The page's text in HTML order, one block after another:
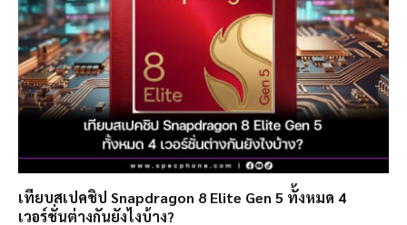
เทียบสเปคชิป Snapdragon 8 Elite Gen 5 ทั้งหมด 4
เวอร์ชั่นต่างกันยังไงบ้าง?